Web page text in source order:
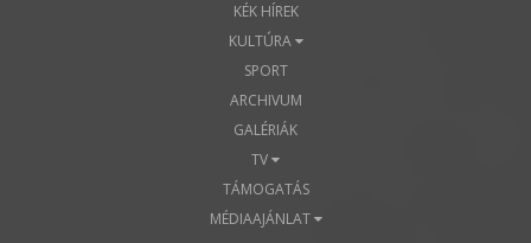
KÉK HÍREK
KULTÚRA
SPORT
ARCHIVUM
GALÉRIÁK
TV
TÁMOGATÁS
MÉDIAAJÁNLAT